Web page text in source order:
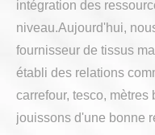
intégration des
niveau.Aujourd'hui,
fournisseur de tissus
établi des relations
carrefour, tesco,
jouissons d'une bonne